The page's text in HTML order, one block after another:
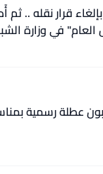
"انتصر
في وزارة
عطلة رسمية